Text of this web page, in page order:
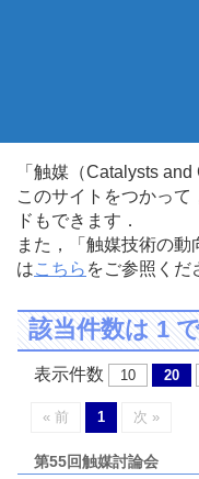
「触媒（Catalysts
このサイトをつかっ
ドもできます．
また，「触媒技術の
はこちら をご参照くだ
該当件数は 1
表示件数 10 20
« 前 1 次 »
第55回触媒討論会